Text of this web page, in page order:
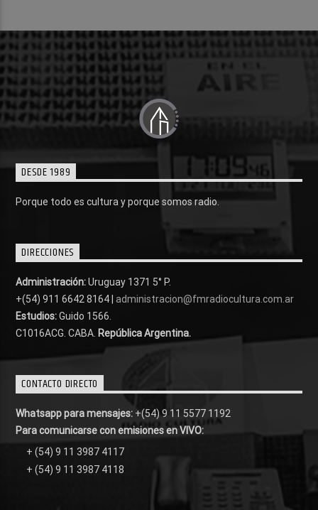
DESDE 1989
Porque todo es cultura y porque somos radio.
DIRECCIONES
Administración:Uruguay 1371 5° P.
+(54) 911 6642 8164 | administracion@fmradiocultura.com.ar
Estudios:Guido 1566.
C1016ACG . CABA. República Argentina.
CONTACTO DIRECTO
Whatsapp para mensajes: +(54) 9 11 5577 1192
Para comunicarse con emisiones en VIVO:
+ (54) 9 11 3987 4117
+ (54) 9 11 3987 4118